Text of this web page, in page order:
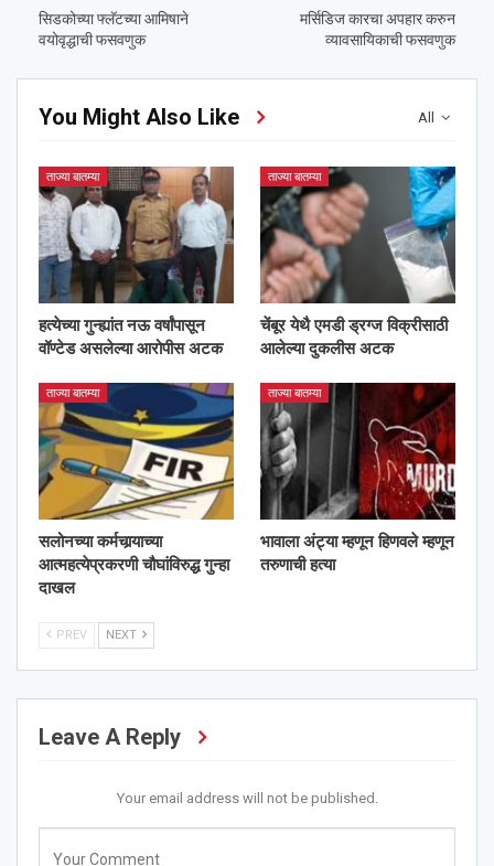
सिडकोच्या फ्लॅटच्या आमिषाने
वयोवृद्धाची फसवणुक
मर्सिडिज कारचा अपहार करुन
व्यावसायिकाची फसवणुक
All
You Might Also Like
ताज्या बातम्या
हत्येच्या गुन्ह्यांत नऊ वर्षांपासून
वॉण्टेड असलेल्या आरोपीस अटक
ताज्या बातम्या
चेंबूर येथै एमडी ड्रग्ज विक्रीसाठी
आलेल्या दुकलीस अटक
ताज्या बातम्या
सलोनच्या कर्मचार्‍याच्या
आत्महत्येप्रकरणी चौघांविरुद्ध गुन्हा
दाखल
ताज्या बातम्या
भावाला अंट्या म्हणून हिणवले म्हणून
तरुणाची हत्या
PREV NEXT
Leave A Reply
Your email address will not be published.